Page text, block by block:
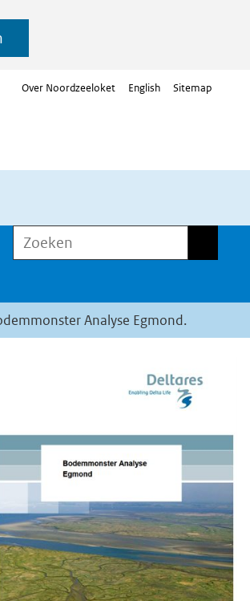
Over Noordzeeloket English Sitemap
Zoeken
Analyse Egmond.